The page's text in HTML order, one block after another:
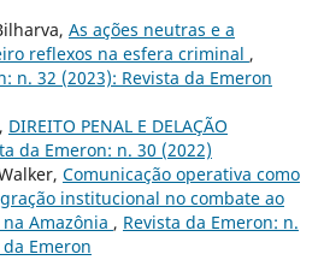
As ações neutras e a
reflexos na esfera criminal ,
n. 32 (2023): Revista da Emeron
DIREITO PENAL E DELAÇÃO
da Emeron: n. 30 (2022)
Comunicação operativa como
institucional no combate ao
Amazônia , Revista da Emeron: n.
Emeron